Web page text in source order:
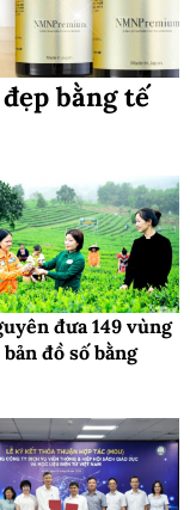
bằng tế
đưa 149 vùng
đồ số bằng